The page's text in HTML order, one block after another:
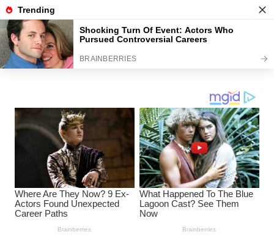
Перейти
к
содержанию
Interessante Themen
Unterhaltungsplattform